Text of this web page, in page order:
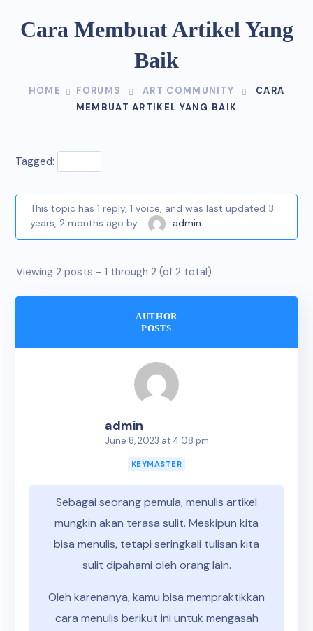
Cara Membuat Artikel Yang
Baik
HOME FORUMS ART COMMUNITY
CARA
MEMBUAT ARTIKEL YANG BAIK
Tagged:
This topic has 1 reply, 1 voice, and was last updated 3
years, 2 months ago by admin .
Viewing 2 posts - 1 through 2 (of 2 total)
AUTHOR
POSTS
admin
June 8, 2023 at 4:08 pm
KEYMASTER
Sebagai seorang pemula, menulis artikel
mungkin akan terasa sulit. Meskipun kita
bisa menulis, tetapi seringkali tulisan kita
sulit dipahami oleh orang lain.
Oleh karenanya, kamu bisa mempraktikkan
cara menulis berikut ini untuk mengasah